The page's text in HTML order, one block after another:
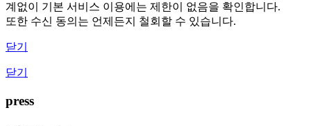
계없이 기본 서비스 이용에는 제한이 없음을 확인합니다.
또한 수신 동의는 언제든지 철회할 수 있습니다.
닫기
닫기
press